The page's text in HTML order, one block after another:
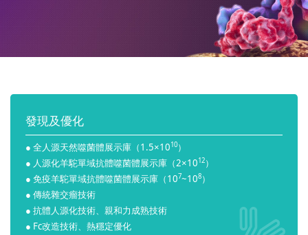
發現及優化
● 全人源天然噬菌體展示庫（1.5×1010）
● 人源化羊駝單域抗體噬菌體展示庫（2×1012）
● 免疫羊駝單域抗體噬菌體展示庫（107~108）
● 傳統雜交瘤技術
● 抗體人源化技術、親和力成熟技術
● Fc改造技術、熱穩定優化